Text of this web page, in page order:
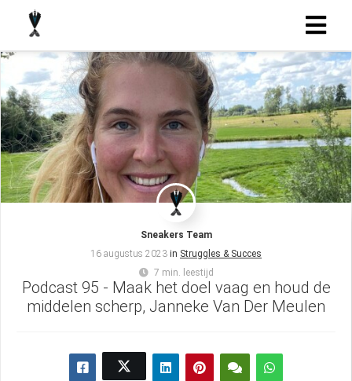
Sneakers Team
16 augustus 2023 in Struggles & Succes
7 min. leestijd
Podcast 95 - Maak het doel vaag en houd de
middelen scherp, Janneke Van Der Meulen